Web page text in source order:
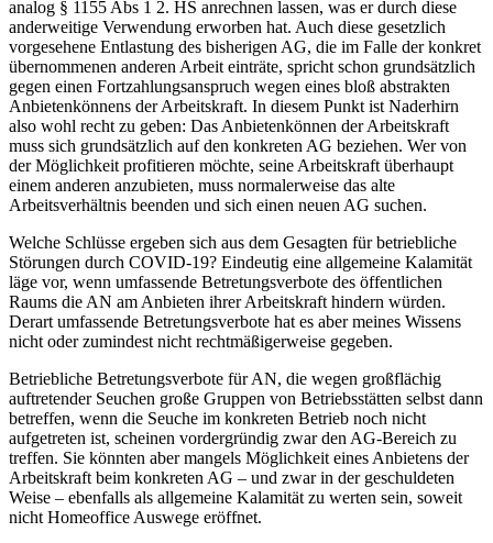
analog § 1155 Abs 1 2. HS anrechnen lassen, was er durch diese
anderweitige Verwendung erworben hat. Auch diese gesetzlich
vorgesehene Entlastung des bisherigen AG, die im Falle derkonkret
übernommenen anderen Arbeit einträte, spricht schon grundsätzlich
gegen einen Fortzahlungsanspruch wegen eines bloß abstrakten
Anbietenkönnens der Arbeitskraft. In diesem Punkt ist Naderhirn
also wohl recht zu geben: Das Anbietenkönnen der Arbeitskraft
muss sich grundsätzlich auf den konkreten AG beziehen. Wer von
der Möglichkeit profitieren möchte, seine Arbeitskraft überhaupt
einem anderen anzubieten, muss normalerweise das alte
Arbeitsverhältnis beenden und sich einen neuen AG suchen.
Welche Schlüsse ergeben sich aus dem Gesagten für betriebliche
Störungen durch COVID-19? Eindeutig eine allgemeine Kalamität
läge vor, wenn umfassende Betretungsverbote des öffentlichen
Raums die AN am Anbieten ihrer Arbeitskraft hindern würden.
Derart umfassende Betretungsverbote hat es aber meines Wissens
nicht oder zumindest nicht rechtmäßigerweise gegeben.
Betriebliche Betretungsverbote für AN, die wegen großflächig
auftretender Seuchen große Gruppen von Betriebsstätten selbst dann
betreffen, wenn die Seuche im konkreten Betrieb noch nicht
aufgetreten ist, scheinen vordergründig zwar den AG-Bereich zu
treffen. Sie könnten aber mangels Möglichkeit eines Anbietens der
Arbeitskraft beim konkreten AG – und zwar in der geschuldeten
Weise – ebenfalls als allgemeine Kalamität zu werten sein, soweit
nicht Homeoffice Auswege eröffnet.